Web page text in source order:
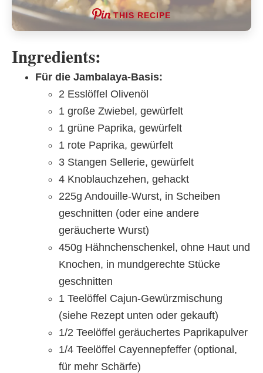
THIS RECIPE
Ingredients:
Für die Jambalaya-Basis:
2 Esslöffel Olivenöl
1 große Zwiebel, gewürfelt
1 grüne Paprika, gewürfelt
1 rote Paprika, gewürfelt
3 Stangen Sellerie, gewürfelt
4 Knoblauchzehen, gehackt
225g Andouille-Wurst, in Scheiben
geschnitten (oder eine andere
geräucherte Wurst)
450g Hähnchenschenkel, ohne Haut und
Knochen, in mundgerechte Stücke
geschnitten
1 Teelöffel Cajun-Gewürzmischung
(siehe Rezept unten oder gekauft)
1/2 Teelöffel geräuchertes Paprikapulver
1/4 Teelöffel Cayennepfeffer (optional,
für mehr Schärfe)